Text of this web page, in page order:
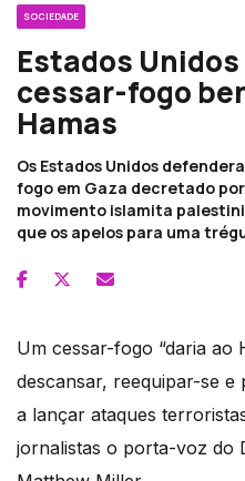
SOCIEDADE
Estados
cessar-fogo
Hamas
Os Estados Unidos
fogo em Gaza decretado
movimento islamita
que os apelos para uma
Um cessar-fogo “daria ao
descansar, reequipar-se
a lançar ataques
jornalistas o porta-voz do